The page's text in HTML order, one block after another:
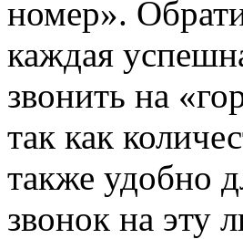
номер».
каждая
звонить на
так как
также удобно
звонок на эту